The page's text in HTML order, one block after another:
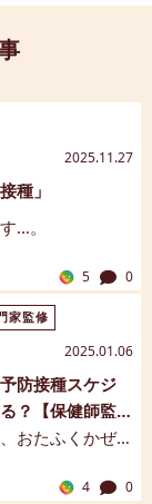
の体内で
や安全性
します。
費用
種」
…。
2025.11.27
5 0
防接種スケジ
？【保健師監
おたふくかぜ
によりムンプ
家監修
2025.01.06
4 0